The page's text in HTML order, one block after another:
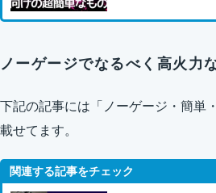
ノーゲージでなるべく高火力
下記の記事には「ノーゲージ・簡単
載せてます。